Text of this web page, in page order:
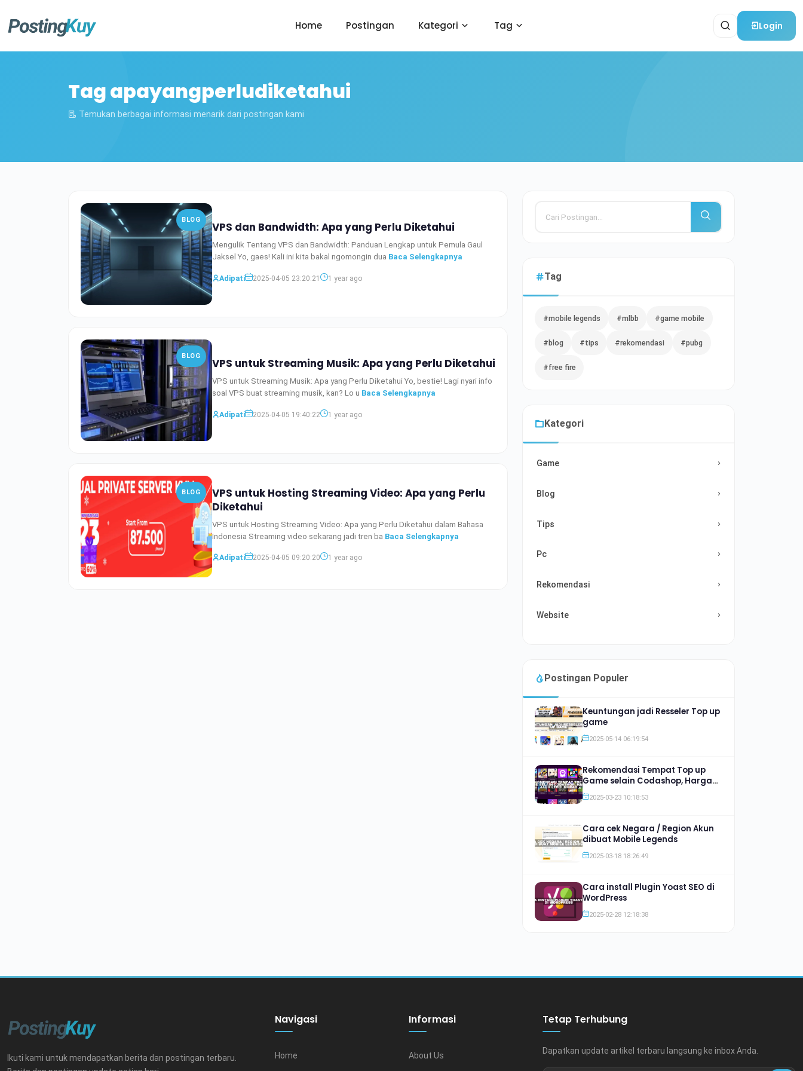
Home Postingan Kategori Tag Login
Tag apayangperludiketahui
Temukan berbagai informasi menarik dari postingan kami
BLOG
VPS dan Bandwidth: Apa yang Perlu Diketahui
Mengulik Tentang VPS dan Bandwidth: Panduan Lengkap untuk Pemula Gaul
Jaksel Yo, gaes! Kali ini kita bakal ngomongin dua Baca Selengkapnya
Adipati 2025-04-05 23:20:21 1 year ago
BLOG
VPS untuk Streaming Musik: Apa yang Perlu Diketahui
VPS untuk Streaming Musik: Apa yang Perlu Diketahui Yo, bestie! Lagi nyari info
soal VPS buat streaming musik, kan? Lo u Baca Selengkapnya
Adipati 2025-04-05 19:40:22 1 year ago
BLOG
VPS untuk Hosting Streaming Video: Apa yang Perlu
Diketahui
VPS untuk Hosting Streaming Video: Apa yang Perlu Diketahui dalam Bahasa
Indonesia Streaming video sekarang jadi tren ba Baca Selengkapnya
Adipati 2025-04-05 09:20:20 1 year ago
Tag
#mobile legends #mlbb #game mobile
#blog #tips #rekomendasi #pubg
#free fire
Kategori
Game
Blog
Tips
Pc
Rekomendasi
Website
Postingan Populer
Keuntungan jadi Resseler Top up
game
2025-05-14 06:19:54
Rekomendasi Tempat Top up
Game selain Codashop, Harga
Jauh lebih Murah
2025-03-23 10:18:53
Cara cek Negara / Region Akun
dibuat Mobile Legends
2025-03-18 18:26:49
Cara install Plugin Yoast SEO di
WordPress
2025-02-28 12:18:38
Ikuti kami untuk mendapatkan berita dan postingan terbaru.
Navigasi
Home
Informasi
About Us
Tetap Terhubung
Dapatkan update artikel terbaru langsung ke inbox Anda.